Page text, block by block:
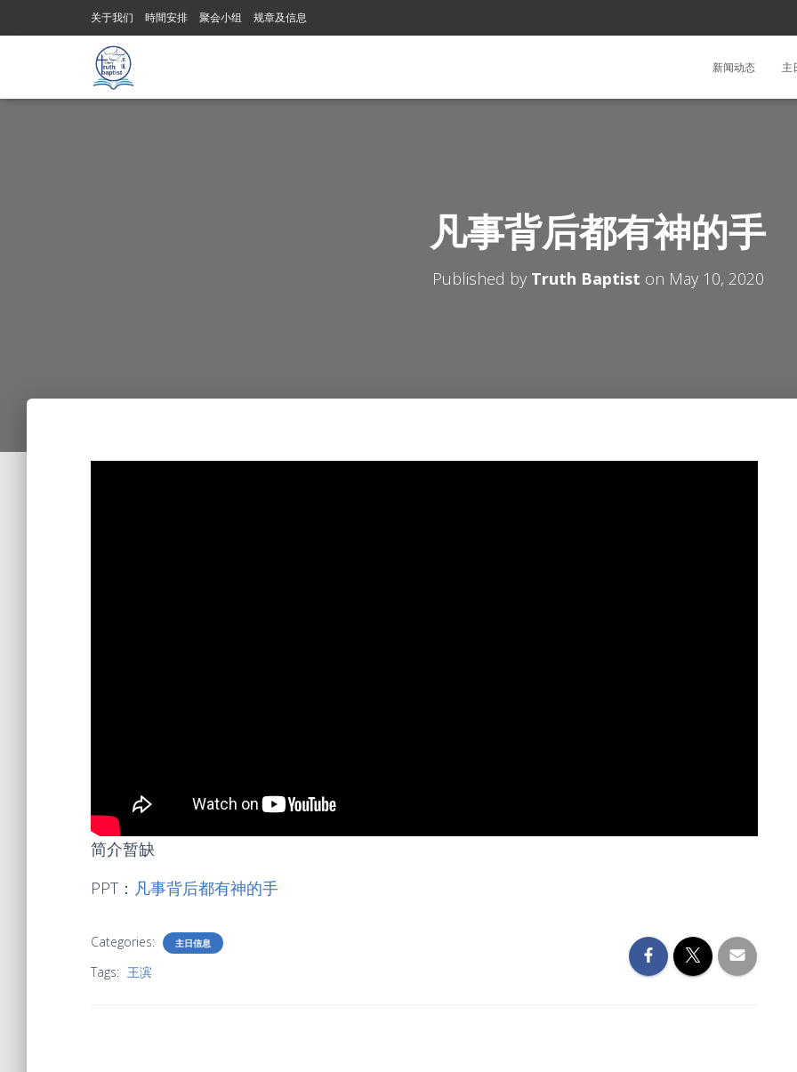
关于我们 時間安排 聚会小组 规章及信息
新闻动态 主
凡事背后都有神的手
Published by Truth Baptist on May 10, 2020
简介暂缺
PPT： 凡事背后都有神的手
Categories: 主日信息
Tags: 王滨